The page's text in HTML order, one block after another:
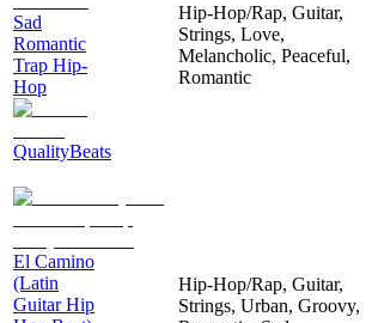
Sad
Romantic
Trap Hip-
Hop
QualityBeats
Hip-Hop/Rap, Guitar,
Strings, Love,
Melancholic, Peaceful,
Romantic
El Camino
(Latin
Guitar Hip
Hip-Hop/Rap, Guitar,
Strings, Urban, Groovy,